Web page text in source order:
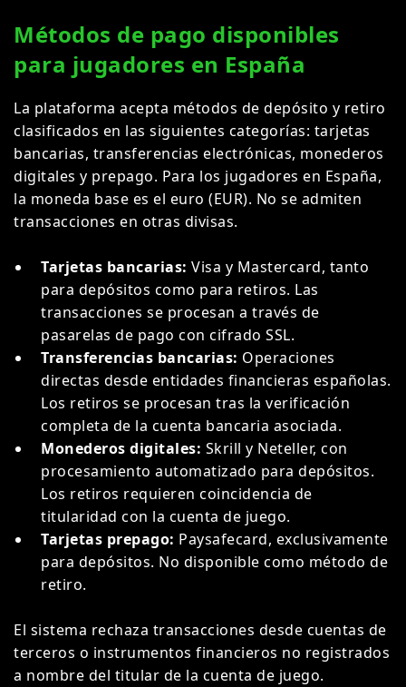
Métodos de pago disponibles
para jugadores en España
La plataforma acepta métodos de depósito y retiro
clasificados en las siguientes categorías: tarjetas
bancarias, transferencias electrónicas, monederos
digitales y prepago. Para los jugadores en España,
la moneda base es el euro (EUR). No se admiten
transacciones en otras divisas.
Tarjetas bancarias: Visa y Mastercard, tanto
para depósitos como para retiros. Las
transacciones se procesan a través de
pasarelas de pago con cifrado SSL.
Transferencias bancarias: Operaciones
directas desde entidades financieras españolas.
Los retiros se procesan tras la verificación
completa de la cuenta bancaria asociada.
Monederos digitales: Skrill y Neteller, con
procesamiento automatizado para depósitos.
Los retiros requieren coincidencia de
titularidad con la cuenta de juego.
Tarjetas prepago: Paysafecard, exclusivamente
para depósitos. No disponible como método de
retiro.
El sistema rechaza transacciones desde cuentas de
terceros o instrumentos financieros no registrados
a nombre del titular de la cuenta de juego.